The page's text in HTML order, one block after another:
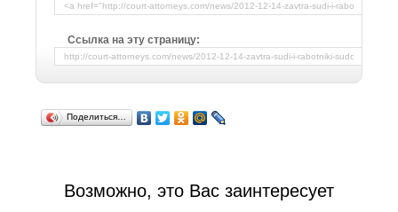
Ссылка на эту страницу:
Поделиться…
Возможно, это Вас заинтересует